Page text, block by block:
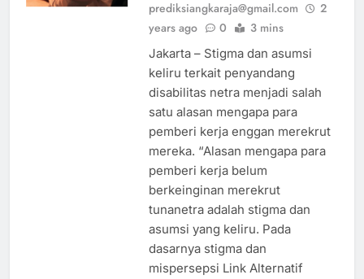
prediksiangkaraja@gmail.com
2
years ago
0 3 mins
Jakarta – Stigma dan asumsi
keliru terkait penyandang
disabilitas netra menjadi salah
satu alasan mengapa para
pemberi kerja enggan merekrut
mereka. “Alasan mengapa para
pemberi kerja belum
berkeinginan merekrut
tunanetra adalah stigma dan
asumsi yang keliru. Pada
dasarnya stigma dan
mispersepsi Link Alternatif